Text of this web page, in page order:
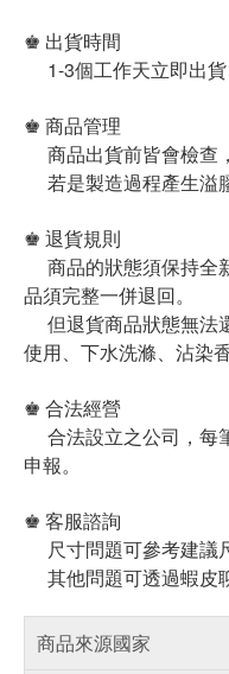
♚ 出貨時間
1-3個工作天立即出貨
♚ 商品管理
商品出貨前皆會檢查
若是製造過程產生溢
♚ 退貨規則
商品的狀態須保持全
品須完整一併退回。
但退貨商品狀態無法
使用、下水洗滌、沾染
♚ 合法經營
合法設立之公司，每
申報。
♚ 客服諮詢
尺寸問題可參考建議
其他問題可透過蝦皮
商品來源國家